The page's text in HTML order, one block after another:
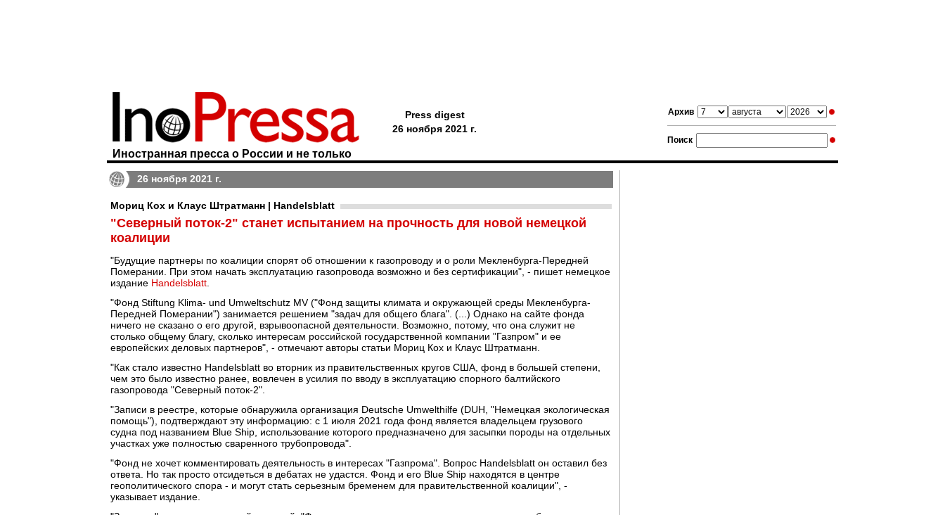
Архив
Поиск
Иностранная пресса о России и не только
Press digest
26 ноября 2021 г.
26 ноября 2021 г.
Мориц Кох и Клаус Штратманн | Handelsblatt
"Северный поток-2" станет испытанием на прочность для новой немецкой
коалиции
"Будущие партнеры по коалиции спорят об отношении к газопроводу и о роли Мекленбурга-Передней
Померании. При этом начать эксплуатацию газопровода возможно и без сертификации", - пишет немецкое
издание Handelsblatt
"Фонд Stiftung Klima- und Umweltschutz MV ("Фонд защиты климата и окружающей среды Мекленбурга-
Передней Померании") занимается решением "задач для общего блага". (...) Однако на сайте фонда
ничего не сказано о его другой, взрывоопасной деятельности. Возможно, потому, что она служит не
столько общему благу, сколько интересам российской государственной компании "Газпром" и ее
европейских деловых партнеров", - отмечают авторы статьи Мориц Кох и Клаус Штратманн.
"Как стало известно Handelsblatt во вторник из правительственных кругов США, фонд в большей степени,
чем это было известно ранее, вовлечен в усилия по вводу в эксплуатацию спорного балтийского
газопровода "Северный поток-2".
"Записи в реестре, которые обнаружила организация Deutsche Umwelthilfe (DUH, "Немецкая экологическая
помощь"), подтверждают эту информацию: с 1 июля 2021 года фонд является владельцем грузового
судна под названием Blue Ship, использование которого предназначено для засыпки породы на отдельных
участках уже полностью сваренного трубопровода".
"Фонд не хочет комментировать деятельность в интересах "Газпрома". Вопрос Handelsblatt он оставил без
ответа. Но так просто отсидеться в дебатах не удастся. Фонд и его Blue Ship находятся в центре
геополитического спора - и могут стать серьезным бременем для правительственной коалиции", -
указывает издание.